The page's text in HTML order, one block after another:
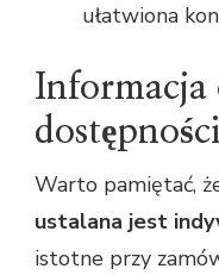
ułatwiona
Informacja
dostępności
Warto pamiętać,
ustalana jest
istotne przy